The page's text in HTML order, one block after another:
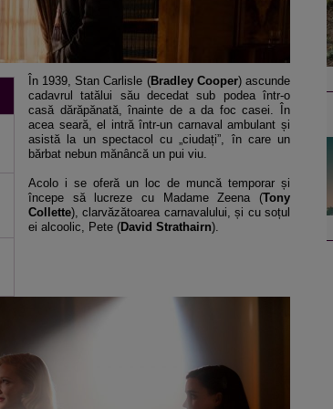
În 1939, Stan Carlisle (Bradley Cooper) ascunde
cadavrul tatălui său decedat sub podea într-o
casă dărăpănată, înainte de a da foc casei. În
acea seară, el intră într-un carnaval ambulant și
asistă la un spectacol cu „ciudați”, în care un
bărbat nebun mănâncă un pui viu.
Acolo i se oferă un loc de muncă temporar și
începe să lucreze cu Madame Zeena (Tony
Collette), clarvăzătoarea carnavalului, și cu soțul
ei alcoolic, Pete (David Strathairn).